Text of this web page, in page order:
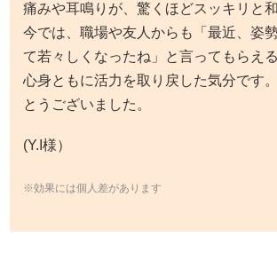
痛みや耳鳴りが、驚くほどスッキリと
今では、職場や友人からも「最近、姿
て若々しくなったね」と言ってもらえ
心身ともに活力を取り戻した気分です
とうございました。
(Y.I様）
※効果には個人差があります